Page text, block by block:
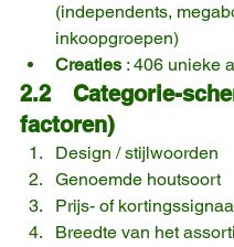
(independents,
inkoopgroepen)
Creaties : 406 unieke
2.2 Categorie-
factoren)
Design / stijlwoorden
Genoemde houtsoort
Prijs- of
Breedte van het